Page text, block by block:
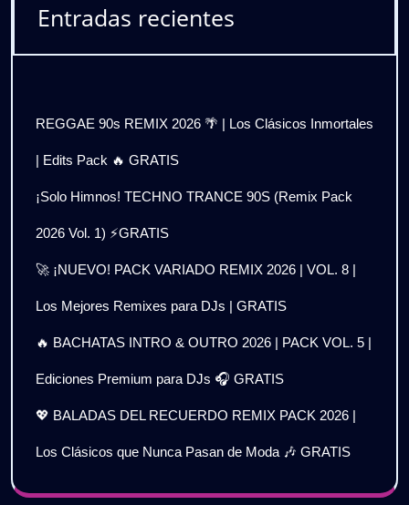
Entradas recientes
REGGAE 90s REMIX 2026 🌴 | Los Clásicos Inmortales
| Edits Pack 🔥 GRATIS
¡Solo Himnos! TECHNO TRANCE 90S (Remix Pack
2026 Vol. 1) ⚡GRATIS
🚀 ¡NUEVO! PACK VARIADO REMIX 2026 | VOL. 8 |
Los Mejores Remixes para DJs | GRATIS
🔥 BACHATAS INTRO & OUTRO 2026 | PACK VOL. 5 |
Ediciones Premium para DJs 🎧 GRATIS
💖 BALADAS DEL RECUERDO REMIX PACK 2026 |
Los Clásicos que Nunca Pasan de Moda 🎶 GRATIS